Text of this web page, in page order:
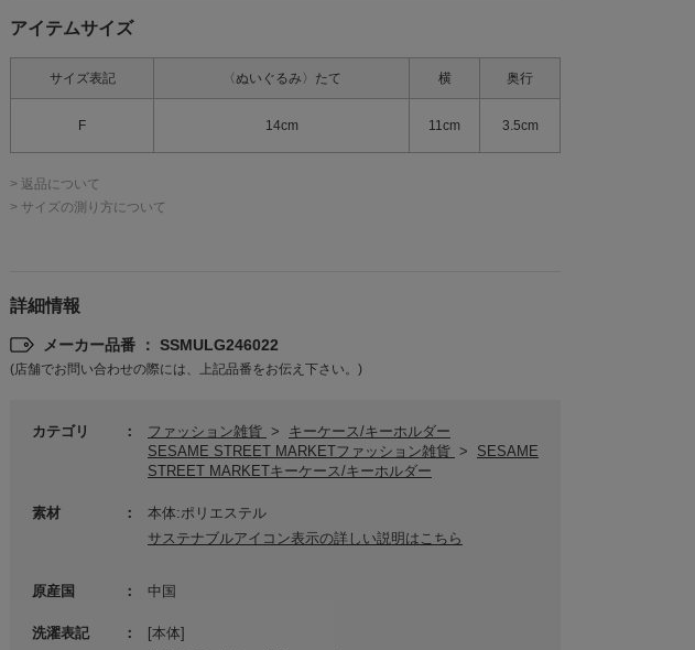
アイテムサイズ
サイズ表記 〈ぬいぐるみ〉たて 横 奥行
F 14cm 11cm 3.5cm
> 返品について
> サイズの測り方について
詳細情報
メーカー品番 ： SSMULG246022
(店舗でお問い合わせの際には、上記品番をお伝え下さい。)
カテゴリ ファッション雑貨 >
キーケース/キーホルダー
SESAME STREET MARKETファッション雑貨 >
SESAME
STREET MARKETキーケース/キーホルダー
素材
本体:ポリエステル
サステナブルアイコン表示の詳しい説明はこちら
原産国 中国
洗濯表記
[本体]